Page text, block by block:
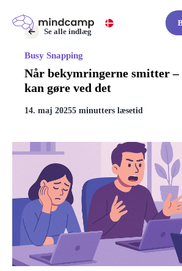
Se alle indlæg
Busy Snapping
Når bekymringerne smitter –
kan gøre ved det
14. maj 20255 minutters læsetid